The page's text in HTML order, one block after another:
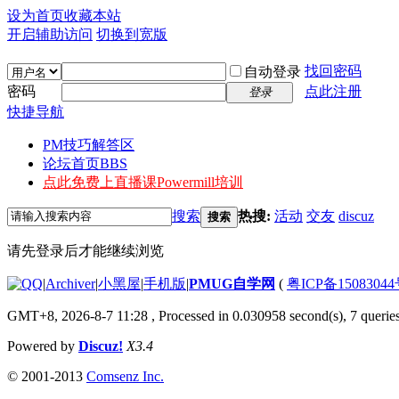
设为首页收藏本站
开启辅助访问 切换到宽版
自动登录 找回密码
密码
登录
点此注册
快捷导航
PM技巧解答区
论坛首页BBS
点此免费上直播课Powermill培训
搜索 搜索 热搜: 活动 交友 discuz
请先登录后才能继续浏览
|Archiver|小黑屋|手机版|PMUG自学网 ( 粤ICP备15083044
GMT+8, 2026-8-7 11:28 , Processed in 0.030958 second(s), 7
Powered by Discuz! X3.4
© 2001-2013 Comsenz Inc.